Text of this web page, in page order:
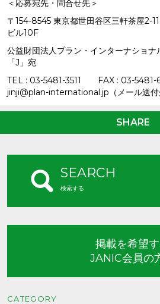
＜応募宛先・問合せ先＞
〒154-8545 東京都世田谷区三軒茶屋2-
ビル10F
公益財団法人プラン・インターナショ
「J」宛
TEL : 03-5481-3511 FAX : 03-
jinji@plan-international.jp（メール送付
SHARE
SEARCH
検索する
掲載を希望
JANIC会員の
CATEGORY